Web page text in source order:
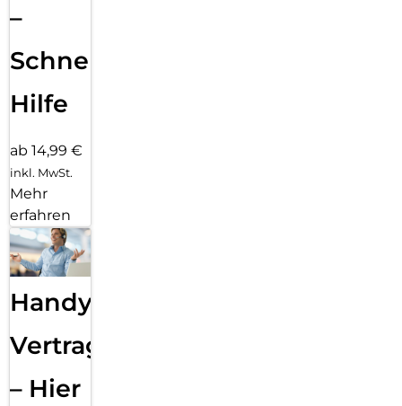
–
Schnelle
Hilfe
ab 14,99 €
inkl. MwSt.
Mehr
erfahren
Handy
Vertragsabwicklung
– Hier